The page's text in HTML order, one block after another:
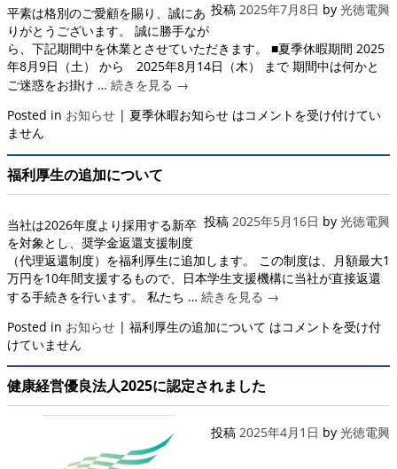
投稿 2025年7月8日 by 光徳電興
平素は格別のご愛顧を賜り、誠にあ
りがとうございます。 誠に勝手なが
ら、下記期間中を休業とさせていただきます。 ■夏季休暇期間 2025
年8月9日（土） から 2025年8月14日（木） まで 期間中は何かと
ご迷惑をお掛け … 続きを見る →
Posted in お知らせ | 夏季休暇お知らせ はコメントを受け付けてい
ません
福利厚生の追加について
投稿 2025年5月16日 by 光徳電興
当社は2026年度より採用する新卒
を対象とし、奨学金返還支援制度
（代理返還制度）を福利厚生に追加します。 この制度は、月額最大1
万円を10年間支援するもので、日本学生支援機構に当社が直接返還
する手続きを行います。 私たち … 続きを見る →
Posted in お知らせ | 福利厚生の追加について はコメントを受け付
けていません
健康経営優良法人2025に認定されました
投稿 2025年4月1日 by 光徳電興